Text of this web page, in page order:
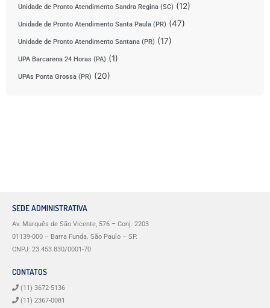
Unidade de Pronto Atendimento Sandra Regina (SC) (12)
Unidade de Pronto Atendimento Santa Paula (PR) (47)
Unidade de Pronto Atendimento Santana (PR) (17)
UPA Barcarena 24 Horas (PA) (1)
UPAs Ponta Grossa (PR) (20)
SEDE ADMINISTRATIVA
Av. Marquês de São Vicente, 576 – Conj. 2203
01139-000 – Barra Funda. São Paulo – SP.
CNPJ: 23.453.830/0001-70
CONTATOS
(11) 3672-5136
(11) 2367-0081